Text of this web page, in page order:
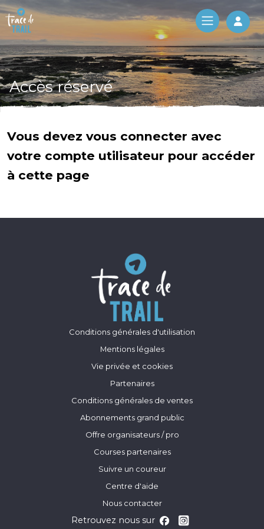
Log
Accès réservé
Vous devez vous connecter avec
votre compte utilisateur pour accéder
à cette page
Conditions générales d'utilisation
Mentions légales
Vie privée et cookies
Partenaires
Conditions générales de ventes
Abonnements grand public
Offre organisateurs / pro
Courses partenaires
Suivre un coureur
Centre d'aide
Nous contacter
Retrouvez nous sur